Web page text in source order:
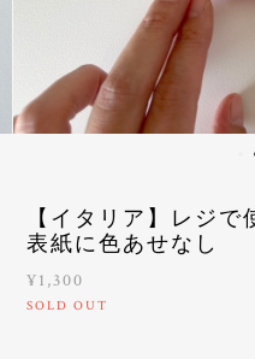
【イタリア】レジ
表紙に色あせなし
¥1,300
SOLD OUT